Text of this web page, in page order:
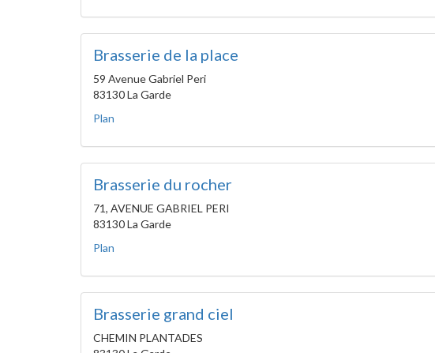
Brasserie de la place
59 Avenue Gabriel Peri
83130 La Garde
Plan
Brasserie du rocher
71, AVENUE GABRIEL PERI
83130 La Garde
Plan
Brasserie grand ciel
CHEMIN PLANTADES